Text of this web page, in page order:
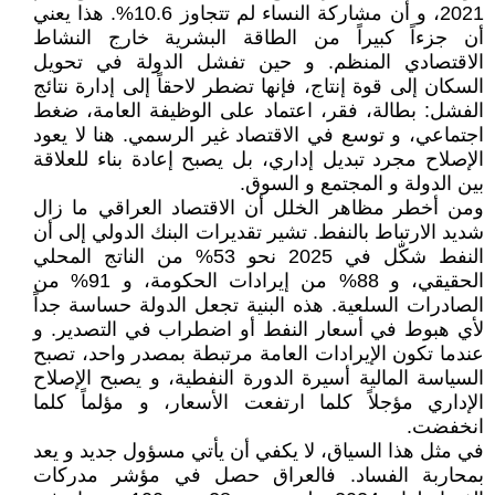
2021، و أن مشاركة النساء لم تتجاوز 10.6%. هذا يعني
أن جزءاً كبيراً من الطاقة البشرية خارج النشاط
الاقتصادي المنظم. و حين تفشل الدولة في تحويل
السكان إلى قوة إنتاج، فإنها تضطر لاحقاً إلى إدارة نتائج
الفشل: بطالة، فقر، اعتماد على الوظيفة العامة، ضغط
اجتماعي، و توسع في الاقتصاد غير الرسمي. هنا لا يعود
الإصلاح مجرد تبديل إداري، بل يصبح إعادة بناء للعلاقة
بين الدولة و المجتمع و السوق.
ومن أخطر مظاهر الخلل أن الاقتصاد العراقي ما زال
شديد الارتباط بالنفط. تشير تقديرات البنك الدولي إلى أن
النفط شكّل في 2025 نحو 53% من الناتج المحلي
الحقيقي، و 88% من إيرادات الحكومة، و 91% من
الصادرات السلعية. هذه البنية تجعل الدولة حساسة جداً
لأي هبوط في أسعار النفط أو اضطراب في التصدير. و
عندما تكون الإيرادات العامة مرتبطة بمصدر واحد، تصبح
السياسة المالية أسيرة الدورة النفطية، و يصبح الإصلاح
الإداري مؤجلاً كلما ارتفعت الأسعار، و مؤلماً كلما
انخفضت.
في مثل هذا السياق، لا يكفي أن يأتي مسؤول جديد و يعد
بمحاربة الفساد. فالعراق حصل في مؤشر مدركات